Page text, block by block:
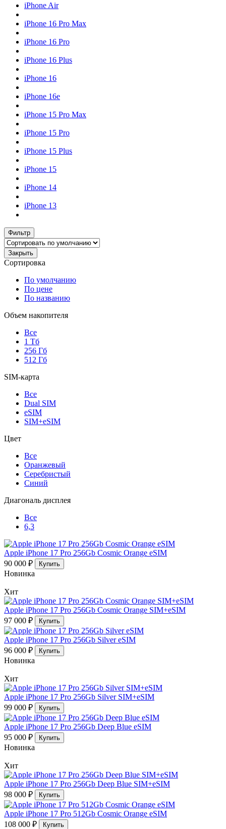
iPhone Air
iPhone 16 Pro Max
iPhone 16 Pro
iPhone 16 Plus
iPhone 16
iPhone 16e
iPhone 15 Pro Max
iPhone 15 Pro
iPhone 15 Plus
iPhone 15
iPhone 14
iPhone 13
Фильтр
Закрыть
Сортировка
По умолчанию
По цене
По названию
Объем накопителя
Все
1 Тб
256 Гб
512 Гб
SIM-карта
Все
Dual SIM
eSIM
SIM+eSIM
Цвет
Все
Оранжевый
Серебристый
Синий
Диагональ дисплея
Все
6,3
Apple iPhone 17 Pro 256Gb Cosmic Orange eSIM
90 000 ₽
Купить
Новинка
Хит
Apple iPhone 17 Pro 256Gb Cosmic Orange SIM+eSIM
97 000 ₽
Купить
Apple iPhone 17 Pro 256Gb Silver eSIM
96 000 ₽
Купить
Новинка
Хит
Apple iPhone 17 Pro 256Gb Silver SIM+eSIM
99 000 ₽
Купить
Apple iPhone 17 Pro 256Gb Deep Blue eSIM
95 000 ₽
Купить
Новинка
Хит
Apple iPhone 17 Pro 256Gb Deep Blue SIM+eSIM
98 000 ₽
Купить
Apple iPhone 17 Pro 512Gb Cosmic Orange eSIM
108 000 ₽
Купить